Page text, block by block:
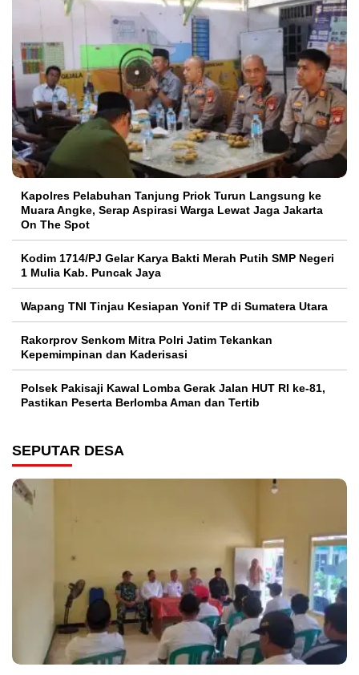
Kapolres Pelabuhan Tanjung Priok Turun Langsung ke
Muara Angke, Serap Aspirasi Warga Lewat Jaga Jakarta
On The Spot
Kodim 1714/PJ Gelar Karya Bakti Merah Putih SMP Negeri
1 Mulia Kab. Puncak Jaya
Wapang TNI Tinjau Kesiapan Yonif TP di Sumatera Utara
Rakorprov Senkom Mitra Polri Jatim Tekankan
Kepemimpinan dan Kaderisasi
Polsek Pakisaji Kawal Lomba Gerak Jalan HUT RI ke-81,
Pastikan Peserta Berlomba Aman dan Tertib
SEPUTAR DESA